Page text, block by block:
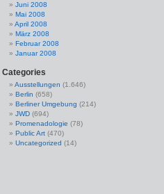
Juni 2008
Mai 2008
April 2008
März 2008
Februar 2008
Januar 2008
Categories
Ausstellungen (1.646)
Berlin (658)
Berliner Umgebung (214)
JWD (694)
Promenadologie (78)
Public Art (470)
Uncategorized (14)